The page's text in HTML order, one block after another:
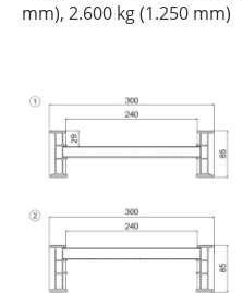
mm), 2.600 kg (1.250 mm)